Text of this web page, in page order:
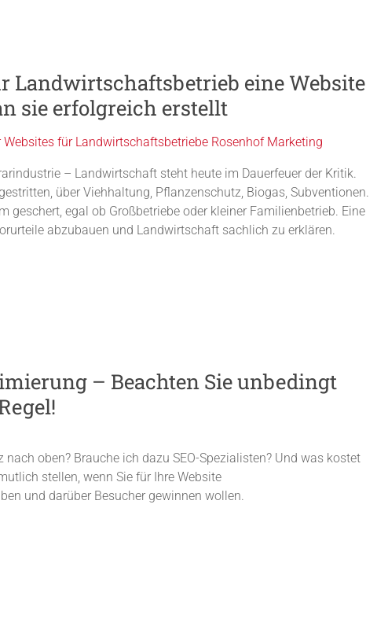
Landwirtschaftsbetrieb eine Website
sie erfolgreich erstellt
– Landwirtschaft steht heute im Dauerfeuer der Kritik.
über Viehhaltung, Pflanzenschutz, Biogas, Subventionen.
geschert, egal ob Großbetriebe oder kleiner Familienbetrieb. Eine
abzubauen und Landwirtschaft sachlich zu erklären.
– Beachten Sie unbedingt
oben? Brauche ich dazu SEO-Spezialisten? Und was kostet
stellen, wenn Sie für Ihre Website
und darüber Besucher gewinnen wollen.